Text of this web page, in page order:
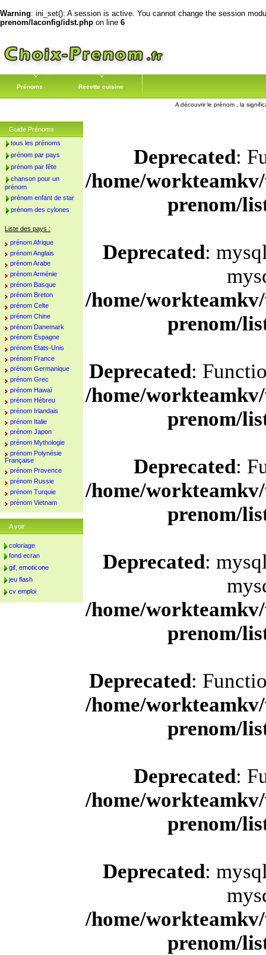
Warning: ini_set(): A session is active. You cannot change the session
prenom/laconfig/idst.php on line 6
Prénoms Recette cuisine
A découvrir le prénom , la
Deprecated:
/home/
prenom/
Deprecated:
/home/
prenom/
Deprecated:
/home/
prenom/
Deprecated:
/home/
prenom/
Deprecated:
/home/
prenom/
Deprecated:
/home/
prenom/
Deprecated:
/home/
prenom/
Deprecated:
/home/
prenom/
Guide Prénoms
tous les prénoms
prénom par pays
prénom par fête
chanson pour un
prénom
prénom enfant de star
prénom des cylones
Liste des pays :
prénom Afrique
prénom Anglais
prénom Arabe
prénom Arménie
prénom Basque
prénom Breton
prénom Celte
prénom Chine
prénom Danemark
prénom Espagne
prénom Etats-Unis
prénom France
prénom Germanique
prénom Grec
prénom Hawaï
prénom Hébreu
prénom Irlandais
prénom Italie
prénom Japon
prénom Mythologie
prénom Polynésie
Française
prénom Provence
prénom Russie
prénom Turquie
prénom Vietnam
A voir
coloriage
fond ecran
gif, emoticone
jeu flash
cv emploi